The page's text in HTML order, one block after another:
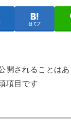
はてブ
開されることはあ
項目です